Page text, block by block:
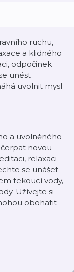
ruchu,
a klidného
odpočinek
unést
uvolnit mysl
a uvolněného
novou
relaxaci
se unášet
tekoucí vody,
Užívejte si
obohatit